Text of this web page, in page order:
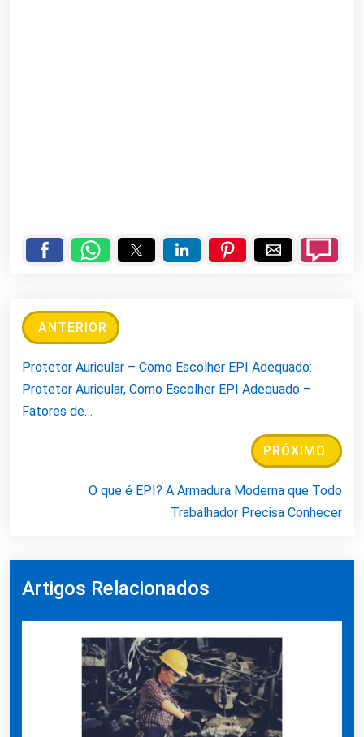
ANTERIOR
Protetor Auricular – Como Escolher EPI Adequado:
Protetor Auricular, Como Escolher EPI Adequado –
Fatores de…
PRÓXIMO
O que é EPI? A Armadura Moderna que Todo
Trabalhador Precisa Conhecer
Artigos Relacionados